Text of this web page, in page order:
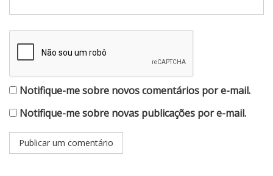
Notifique-me sobre novos comentários por e-mail.
Notifique-me sobre novas publicações por e-mail.